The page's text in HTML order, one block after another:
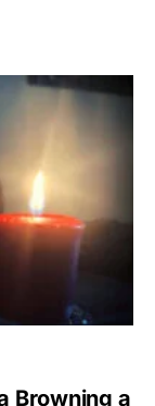
Browning a